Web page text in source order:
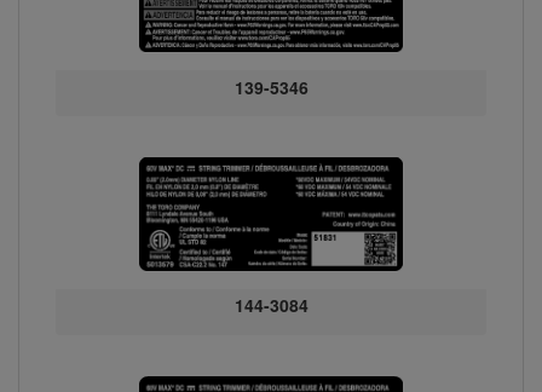
139-5346
144-3084